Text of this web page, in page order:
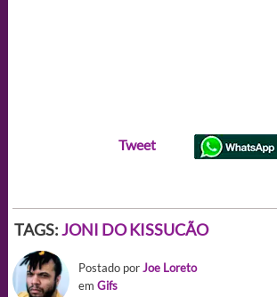
Tweet
TAGS:JONI DO KISSUCÃO
Postado porJoe Loreto
em Gifs